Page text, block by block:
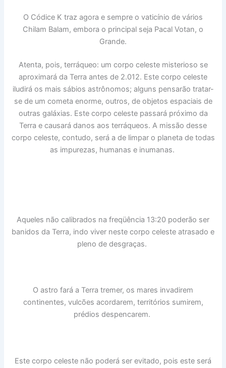
O Códice K traz agora e sempre o vaticínio de vários
Chilam Balam, embora o principal seja Pacal Votan, o
Grande.
Atenta, pois, terráqueo: um corpo celeste misterioso se
aproximará da Terra antes de 2.012. Este corpo celeste
iludirá os mais sábios astrônomos; alguns pensarão tratar-
se de um cometa enorme, outros, de objetos espaciais de
outras galáxias. Este corpo celeste passará próximo da
Terra e causará danos aos terráqueos. A missão desse
corpo celeste, contudo, será a de limpar o planeta de todas
as impurezas, humanas e inumanas.
Aqueles não calibrados na freqüência 13:20 poderão ser
banidos da Terra, indo viver neste corpo celeste atrasado e
pleno de desgraças.
O astro fará a Terra tremer, os mares invadirem
continentes, vulcões acordarem, territórios sumirem,
prédios despencarem.
Este corpo celeste não poderá ser evitado, pois este será